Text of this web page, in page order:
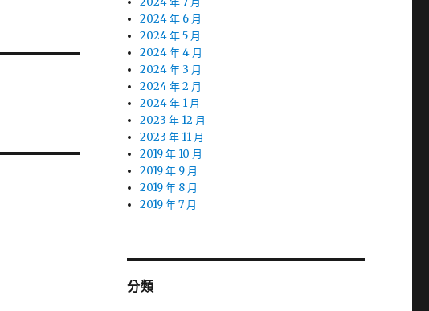
2024 年 6 月
2024 年 5 月
2024 年 4 月
2024 年 3 月
2024 年 2 月
2024 年 1 月
2023 年 12 月
2023 年 11 月
2019 年 10 月
2019 年 9 月
2019 年 8 月
2019 年 7 月
分類